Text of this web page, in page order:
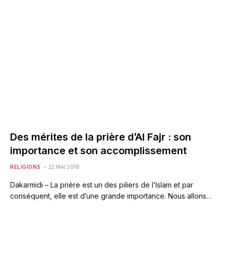
Des mérites de la prière d’Al Fajr : son
importance et son accomplissement
RELIGIONS 22 MAI 2018
Dakarmidi – La prière est un des piliers de l’Islam et par
conséquent, elle est d’une grande importance. Nous allons…